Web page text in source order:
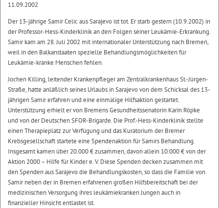
11.09.2002
Der 13-jährige Samir Celic aus Sarajevo ist tot. Er starb gestern (10.9.2002) in
der Professor-Hess-Kinderklinik an den Folgen seiner Leukämie-Erkrankung.
Samir kam am 28. Juli 2002 mit internationaler Unterstützung nach Bremen,
weil in den Balkanstaaten spezielle Behandlungsmöglichkeiten für
Leukämie-kranke Menschen fehlen.
Jochen Killing, leitender Krankenpfleger am Zentralkrankenhaus St.-Jürgen-
Straße, hatte anläßlich seines Urlaubs in Sarajevo von dem Schicksal des 13-
jährigen Samir erfahren und eine einmalige Hilfsaktion gestartet.
Unterstützung erhielt er von Bremens Gesundheitssenatorin Karin Röpke
und von der Deutschen SFOR-Brigarde. Die Prof.-Hess-Kinderklinik stellte
einen Therapieplatz zur Verfügung und das Kuratorium der Bremer
Krebsgesellschaft startete eine Spendenaktion für Samirs Behandlung.
Insgesamt kamen über 20.000 € zusammen, davon allein 10.000 € von der
Aktion 2000 – Hilfe für Kinder e. V. Diese Spenden decken zusammen mit
den Spenden aus Sarajevo die Behandlungskosten, so dass die Familie von
Samir neben der in Bremen erfahrenen großen Hilfsbereitschaft bei der
medizinischen Versorgung ihres leukämiekranken Jungen auch in
finanzieller Hinsicht entlastet ist.